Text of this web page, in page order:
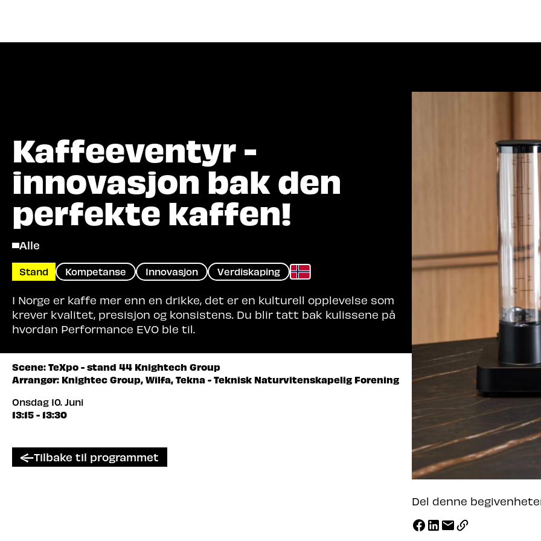
Hva leter du etter?
Kaffeeventyr -
innovasjon bak den
perfekte kaffen!
Alle
Stand Kompetanse Innovasjon Verdiskaping
I Norge er kaffe mer enn en drikke, det er en kulturell opplevelse som
krever kvalitet, presisjon og konsistens. Du blir tatt bak kulissene på
hvordan Performance EVO ble til.
Scene: TeXpo - stand 44 Knightech Group
Arrangør: Knightec Group, Wilfa, Tekna - Teknisk Naturvitenskapelig Forening
Onsdag 10. Juni
13:15 - 13:30
Tilbake til programmet
Del denne